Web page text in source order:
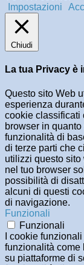
Impostazioni
Chiudi
La tua Privacy è
Questo sito Web
esperienza
cookie classificati
browser in
funzionalità di
di terze parti che
utilizzi questo sito
nel tuo browser
possibilità di
alcuni di questi
di navigazione.
Funzionali
Funzionali
I cookie
funzionalità come
su piattaforme di